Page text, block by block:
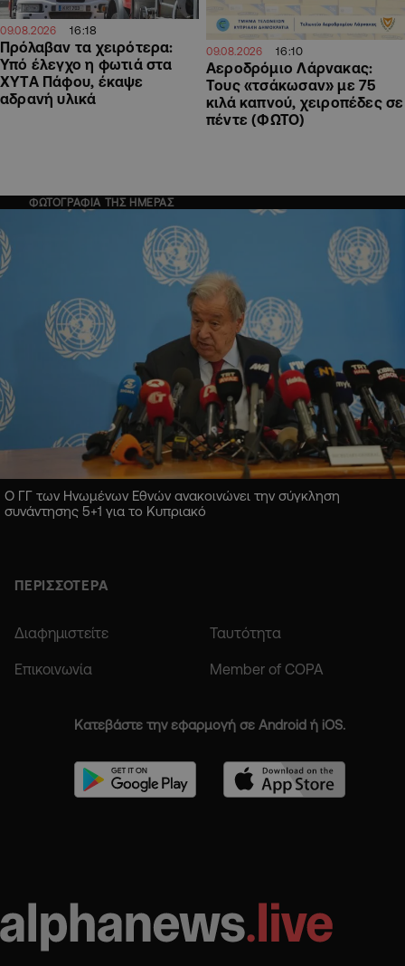
09.08.2026 16:18
Πρόλαβαν τα χειρότερα:
Υπό έλεγχο η φωτιά στα
ΧΥΤΑ Πάφου, έκαψε
αδρανή υλικά
09.08.2026 16:10
Αεροδρόμιο Λάρνακας:
Τους «τσάκωσαν» με 75
κιλά καπνού, χειροπέδες σε
πέντε (ΦΩΤΟ)
ΦΩΤΟΓΡΑΦΙΑ ΤΗΣ ΗΜΕΡΑΣ
Ο ΓΓ των Ηνωμένων Εθνών ανακοινώνει την σύγκληση
συνάντησης 5+1 για το Κυπριακό
ΠΕΡΙΣΣΟΤΕΡΑ
Διαφημιστείτε Ταυτότητα
Επικοινωνία Member of COPA
Κατεβάστε την εφαρμογή σε Android ή iOS.